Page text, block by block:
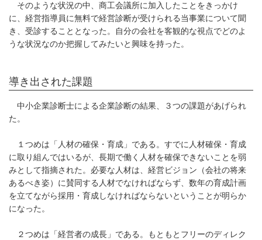
そのような状況の中、商工会議所に加入したことをきっかけ
に、経営指導員に無料で経営診断が受けられる当事業について聞
き、受診することとなった。自分の会社を客観的な視点でどのよ
うな状況なのか把握してみたいと興味を持った。
導き出された課題
中小企業診断士による企業診断の結果、３つの課題があげられ
た。
１つめは「人材の確保・育成」である。すでに人材確保・育成
に取り組んではいるが、長期で働く人材を確保できないことを弱
みとして指摘された。必要な人材は、経営ビジョン（会社の将来
あるべき姿）に賛同する人材でなければならず、数年の育成計画
を立てながら採用・育成しなければならないということが明らか
になった。
２つめは「経営者の成長」である。もともとフリーのディレク